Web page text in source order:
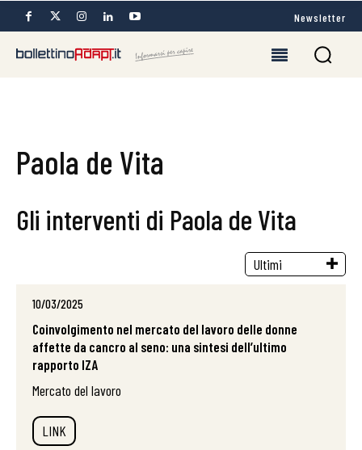
Newsletter
Paola de Vita
Gli interventi di Paola de Vita
10/03/2025
Coinvolgimento nel mercato del lavoro delle donne
affette da cancro al seno: una sintesi dell’ultimo
rapporto IZA
Mercato del lavoro
LINK